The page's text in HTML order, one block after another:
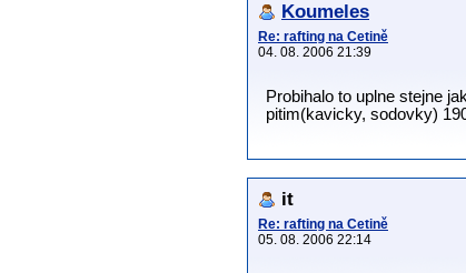
Koumeles
Re: rafting na Cetině
04. 08. 2006 21:39
Probihalo to uplne stejne
pitim(kavicky, sodovky)
it
Re: rafting na Cetině
05. 08. 2006 22:14